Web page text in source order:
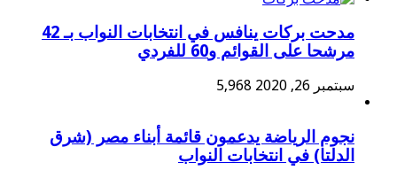
مدحت بركات ينافس في انتخابات النواب بـ 42
مرشحا على القوائم و60 للفردي
سبتمبر 26, 2020 5,968
نجوم الرياضة يدعمون قائمة أبناء مصر (شرق
الدلتا) في انتخابات النواب